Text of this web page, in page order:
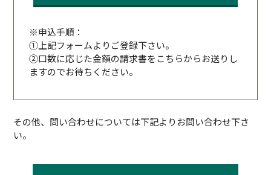
※申込手順：
①上記フォームよりご登録下さい。
②口数に応じた金額の請求書をこちらからお送りし
ますのでお待ちください。
その他、問い合わせについては下記よりお問い合わせ下さ
い。